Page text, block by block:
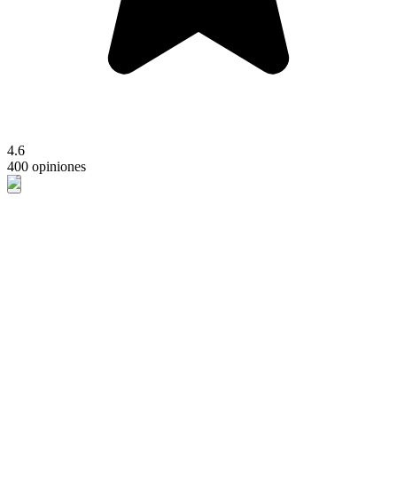
4.6
400 opiniones